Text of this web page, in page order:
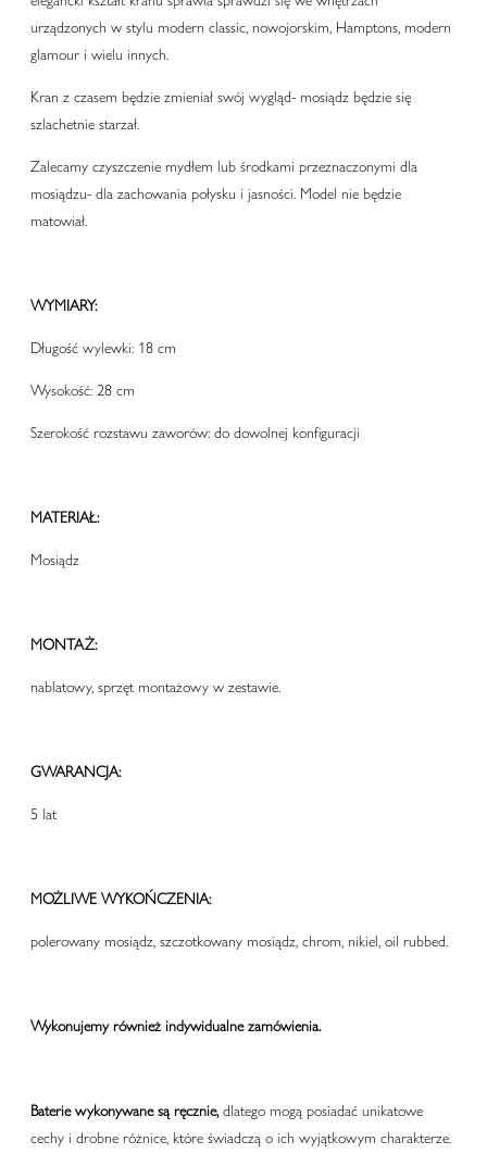
urządzonych w stylu modern classic, nowojorskim, Hamptons, modern
glamour i wielu innych.
Kran z czasem będzie zmieniał swój wygląd- mosiądz będzie się
szlachetnie starzał.
Zalecamy czyszczenie mydłem lub środkami przeznaczonymi dla
mosiądzu- dla zachowania połysku i jasności. Model nie będzie
matowiał.
WYMIARY:
Długość wylewki: 18 cm
Wysokość: 28 cm
Szerokość rozstawu zaworów: do dowolnej konfiguracji
MATERIAŁ:
Mosiądz
MONTAŻ:
nablatowy, sprzęt montażowy w zestawie.
GWARANCJA:
5 lat
MOŻLIWE WYKOŃCZENIA:
polerowany mosiądz, szczotkowany mosiądz, chrom, nikiel, oil rubbed.
Wykonujemy również indywidualne zamówienia.
Baterie wykonywane są ręcznie,dlatego mogą posiadać unikatowe
cechy i drobne różnice, które świadczą o ich wyjątkowym charakterze.